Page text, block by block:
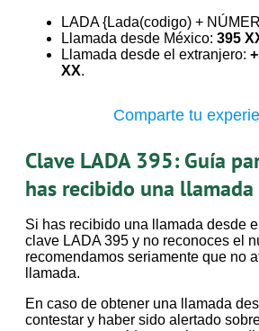
LADA {Lada(codigo) +
Llamada desde México: 395
Llamada desde el extranjero:
XX.
Comparte tu
Clave LADA 395: Guía
has recibido una
Si has recibido una llamada desde
clave LADA 395 y no reconoces el
recomendamos seriamente que no
llamada.
En caso de obtener una llamada
contestar y haber sido alertado